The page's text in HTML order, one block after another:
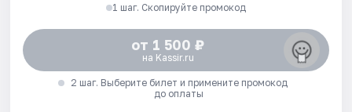
1 шаг. Скопируйте промокод
от 1 500 ₽
на Kassir.ru
2 шаг. Выберите билет и примените промокод
до оплаты